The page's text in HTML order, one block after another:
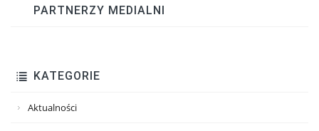
PARTNERZY MEDIALNI
KATEGORIE
Aktualności